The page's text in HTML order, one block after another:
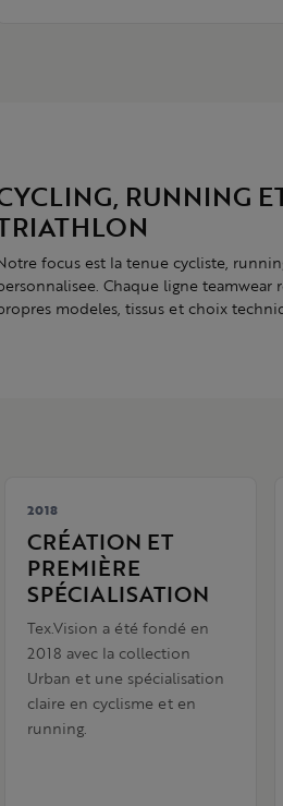
RUNNING
focus est la tenue cycliste,
Chaque ligne teamwear
modeles, tissus et choix
2018
CRÉATION ET
PREMIÈRE
SPÉCIALISATION
Tex.Vision a été fondé en
2018 avec la collection
Urban et une spécialisation
claire en cyclisme et en
running.